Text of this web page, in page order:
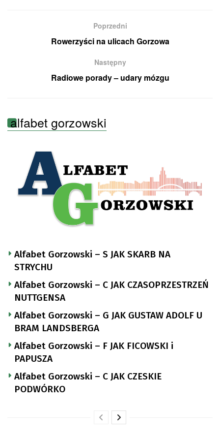
Poprzedni
Rowerzyści na ulicach Gorzowa
Następny
Radiowe porady – udary mózgu
alfabet gorzowski
Alfabet Gorzowski – S JAK SKARB NA
STRYCHU
Alfabet Gorzowski – C JAK CZASOPRZESTRZEŃ
NUTTGENSA
Alfabet Gorzowski – G JAK GUSTAW ADOLF U
BRAM LANDSBERGA
Alfabet Gorzowski – F JAK FICOWSKI i
PAPUSZA
Alfabet Gorzowski – C JAK CZESKIE
PODWÓRKO